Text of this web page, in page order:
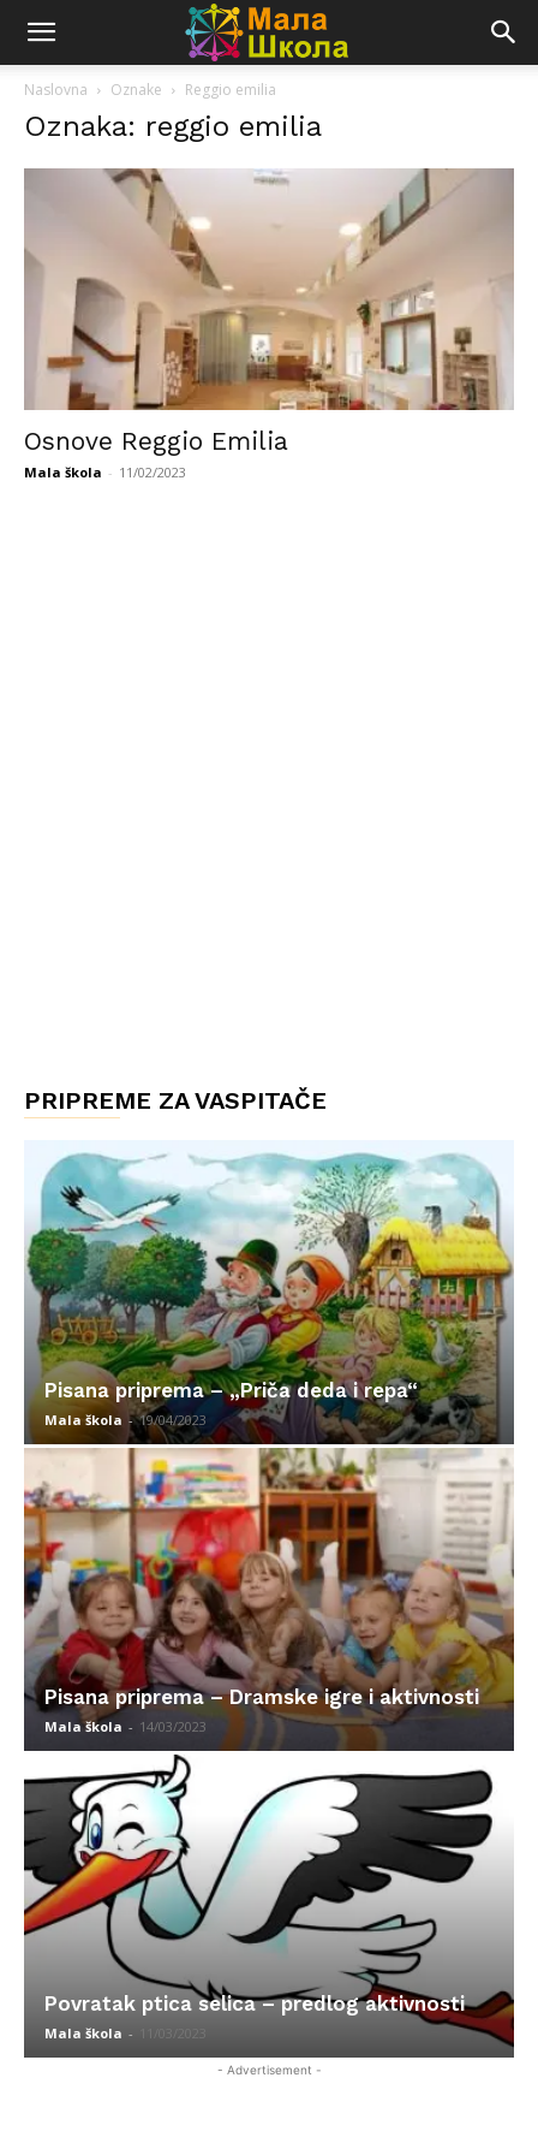
Naslovna Oznake Reggio emilia
Oznaka: reggio emilia
Osnove Reggio Emilia
Mala škola - 11/02/2023
PRIPREME ZA VASPITAČE
Pisana priprema – „Priča deda i repa“
Mala škola - 19/04/2023
Pisana priprema – Dramske igre i aktivnosti
Mala škola - 14/03/2023
Povratak ptica selica – predlog aktivnosti
Mala škola - 11/03/2023
- Advertisement -